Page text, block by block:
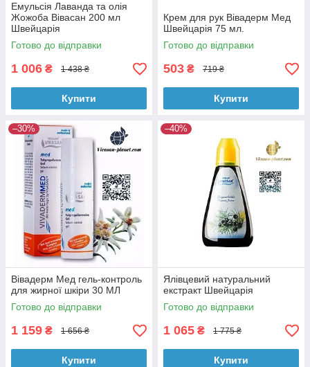
Емульсія Лаванда та олія
Жожоба Вівасан 200 мл
Швейцарія
Готово до відправки
1 006 ₴ 1 438 ₴
Купити
Крем для рук Вівадерм Мед
Швейцарія 75 мл.
Готово до відправки
503 ₴ 719 ₴
Купити
–30%
Вівадерм Мед гель-контроль
для жирної шкіри 30 МЛ
Готово до відправки
1 159 ₴ 1 656 ₴
Купити
–40%
Ялівцевий натуральний
екстракт Швейцарія
Готово до відправки
1 065 ₴ 1 775 ₴
Купити